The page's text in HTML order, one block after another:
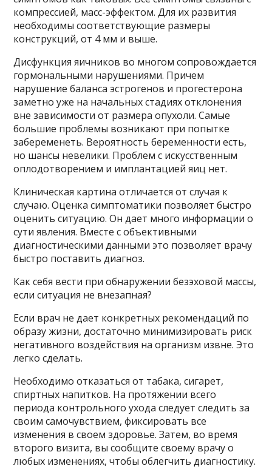
компрессией, масс-эффектом. Для их развития
необходимы соответствующие размеры
конструкций, от 4 мм и выше.
Дисфункция яичников во многом сопровождается
гормональными нарушениями. Причем
нарушение баланса эстрогенов и прогестерона
заметно уже на начальных стадиях отклонения
вне зависимости от размера опухоли. Самые
большие проблемы возникают при попытке
забеременеть. Вероятность беременности есть,
но шансы невелики. Проблем с искусственным
оплодотворением и имплантацией яиц нет.
Клиническая картина отличается от случая к
случаю. Оценка симптоматики позволяет быстро
оценить ситуацию. Он дает много информации о
сути явления. Вместе с объективными
диагностическими данными это позволяет врачу
быстро поставить диагноз.
Как себя вести при обнаружении безэховой массы,
если ситуация не внезапная?
Если врач не дает конкретных рекомендаций по
образу жизни, достаточно минимизировать риск
негативного воздействия на организм извне. Это
легко сделать.
Необходимо отказаться от табака, сигарет,
спиртных напитков. На протяжении всего
периода контрольного ухода следует следить за
своим самочувствием, фиксировать все
изменения в своем здоровье. Затем, во время
второго визита, вы сообщите своему врачу о
любых изменениях, чтобы облегчить диагностику.